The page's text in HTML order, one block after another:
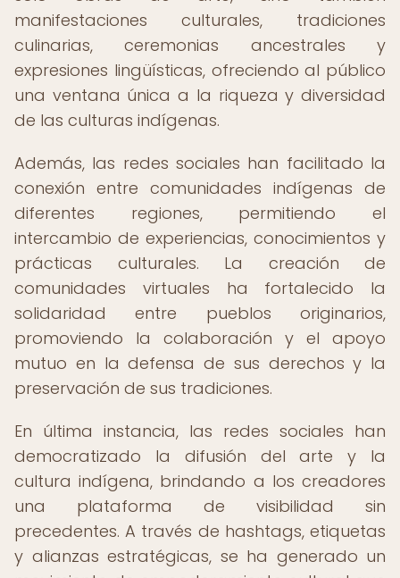
manifestaciones culturales, tradiciones
culinarias, ceremonias ancestrales y
expresiones lingüísticas, ofreciendo al público
una ventana única a la riqueza y diversidad
de las culturas indígenas.
Además, las redes sociales han facilitado la
conexión entre comunidades indígenas de
diferentes regiones, permitiendo el
intercambio de experiencias, conocimientos y
prácticas culturales. La creación de
comunidades virtuales ha fortalecido la
solidaridad entre pueblos originarios,
promoviendo la colaboración y el apoyo
mutuo en la defensa de sus derechos y la
preservación de sus tradiciones.
En última instancia, las redes sociales han
democratizado la difusión del arte y la
cultura indígena, brindando a los creadores
una plataforma de visibilidad sin
precedentes. A través de hashtags, etiquetas
y alianzas estratégicas, se ha generado un